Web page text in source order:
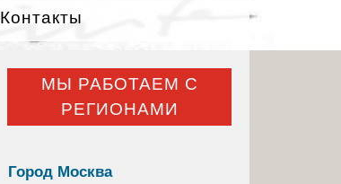
Контакты
МЫ РАБОТАЕМ С
РЕГИОНАМИ
Город Москва